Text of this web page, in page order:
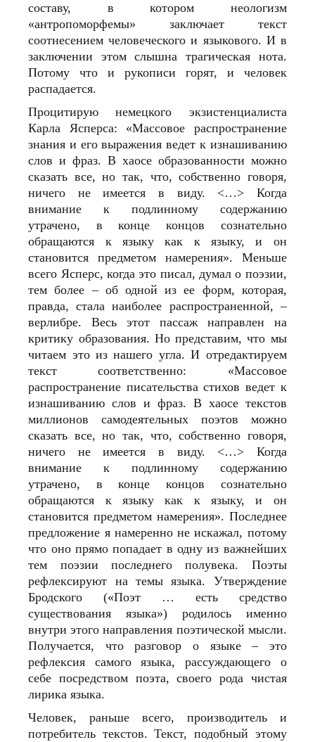
составу, в котором неологизм
«антропоморфемы» заключает текст
соотнесением человеческого и языкового. И в
заключении этом слышна трагическая нота.
Потому что и рукописи горят, и человек
распадается.
Процитирую немецкого экзистенциалиста
Карла Ясперса: «Массовое распространение
знания и его выражения ведет к изнашиванию
слов и фраз. В хаосе образованности можно
сказать все, но так, что, собственно говоря,
ничего не имеется в виду. <…> Когда
внимание к подлинному содержанию
утрачено, в конце концов сознательно
обращаются к языку как к языку, и он
становится предметом намерения». Меньше
всего Ясперс, когда это писал, думал о поэзии,
тем более – об одной из ее форм, которая,
правда, стала наиболее распространенной, –
верлибре. Весь этот пассаж направлен на
критику образования. Но представим, что мы
читаем это из нашего угла. И отредактируем
текст соответственно: «Массовое
распространение писательства стихов ведет к
изнашиванию слов и фраз. В хаосе текстов
миллионов самодеятельных поэтов можно
сказать все, но так, что, собственно говоря,
ничего не имеется в виду. <…> Когда
внимание к подлинному содержанию
утрачено, в конце концов сознательно
обращаются к языку как к языку, и он
становится предметом намерения». Последнее
предложение я намеренно не искажал, потому
что оно прямо попадает в одну из важнейших
тем поэзии последнего полувека. Поэты
рефлексируют на темы языка. Утверждение
Бродского («Поэт … есть средство
существования языка») родилось именно
внутри этого направления поэтической мысли.
Получается, что разговор о языке – это
рефлексия самого языка, рассуждающего о
себе посредством поэта, своего рода чистая
лирика языка.
Человек, раньше всего, производитель и
потребитель текстов. Текст, подобный этому